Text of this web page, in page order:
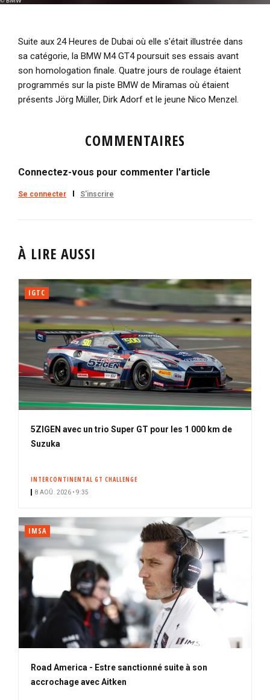
Suite aux 24 Heures de Dubai où elle s'était illustrée dans
sa catégorie, la BMW M4 GT4 poursuit ses essais avant
son homologation finale. Quatre jours de roulage étaient
programmés sur la piste BMW de Miramas où étaient
présents Jörg Müller, Dirk Adorf et le jeune Nico Menzel.
COMMENTAIRES
Connectez-vous pour commenter l'article
Se connecter S'inscrire
À LIRE AUSSI
IGTC
5ZIGEN avec un trio Super GT pour les 1 000 km de
Suzuka
INTERCONTINENTAL GT CHALLENGE
8 AOÛ. 2026 • 9:35
IMSA
Road America - Estre sanctionné suite à son
accrochage avec Aitken